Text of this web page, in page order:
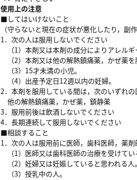
使用上の注意
■してはいけないこと
（守らないと現在の症状が悪化したり，副
1．次の人は服用しないでください
（1）本剤又は本剤の成分によりアレルギ
（2）本剤又は他の解熱鎮痛薬，かぜ薬を
（3）15才未満の小児。
（4）出産予定日12週以内の妊婦。
2．本剤を服用している間は，次のいずれ
他の解熱鎮痛薬，かぜ薬，鎮静薬
3．服用前後は飲酒しないでください
4．長期連続して服用しないでください
■相談すること
1．次の人は服用前に医師，歯科医師，薬
（1）医師又は歯科医師の治療を受けてい
（2）妊婦又は妊娠していると思われる人。
（3）授乳中の人。